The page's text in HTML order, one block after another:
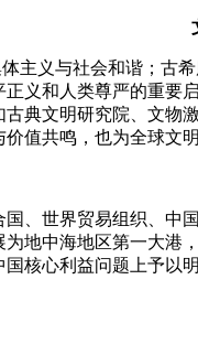
义与社会和谐；古
义和人类尊严的重
典文明研究院、文
值共鸣，也为全球文
世界贸易组织、中
地中海地区第一大
核心利益问题上予